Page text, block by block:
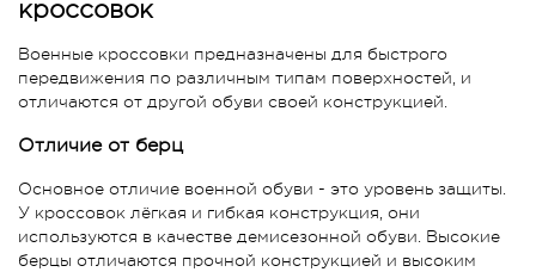
кроссовок
Военные кроссовки предназначены для быстрого
передвижения по различным типам поверхностей, и
отличаются от другой обуви своей конструкцией.
Отличие от берц
Основное отличие военной обуви - это уровень защиты.
У кроссовок лёгкая и гибкая конструкция, они
используются в качестве демисезонной обуви. Высокие
берцы отличаются прочной конструкцией и высоким